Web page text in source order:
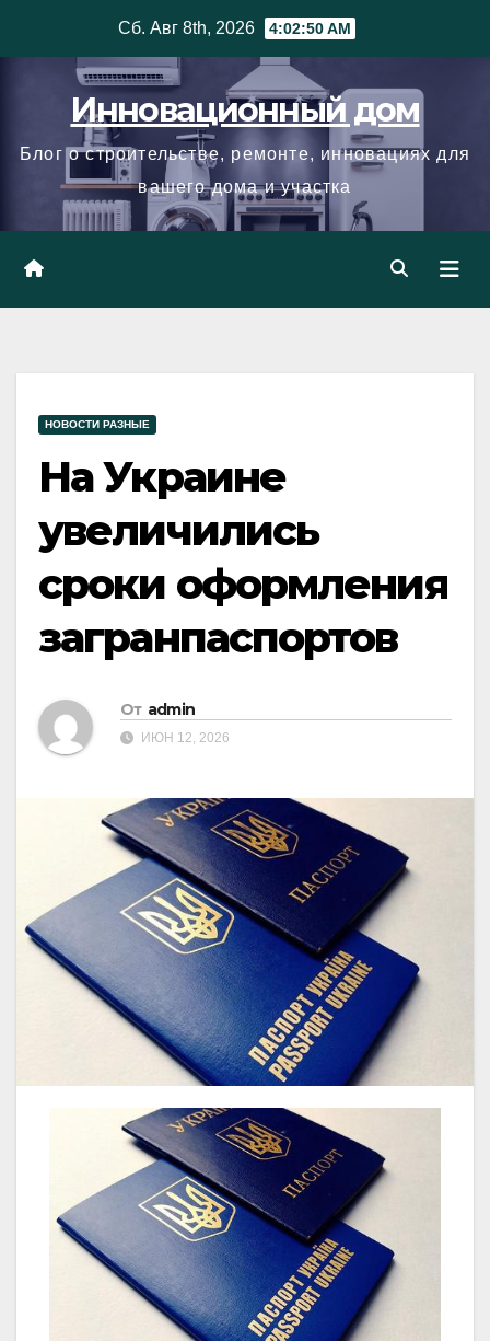
Сб. Авг 8th, 2026 4:02:51 AM
Инновационный дом
Блог о строительстве, ремонте, инновациях для
вашего дома и участка
НОВОСТИ РАЗНЫЕ
На Украине
увеличились
сроки оформления
загранпаспортов
От admin
ИЮН 12, 2026